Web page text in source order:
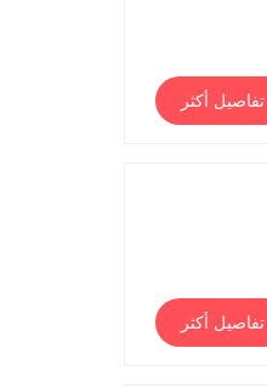
تفاصيل أكثر
تفاصيل أكثر